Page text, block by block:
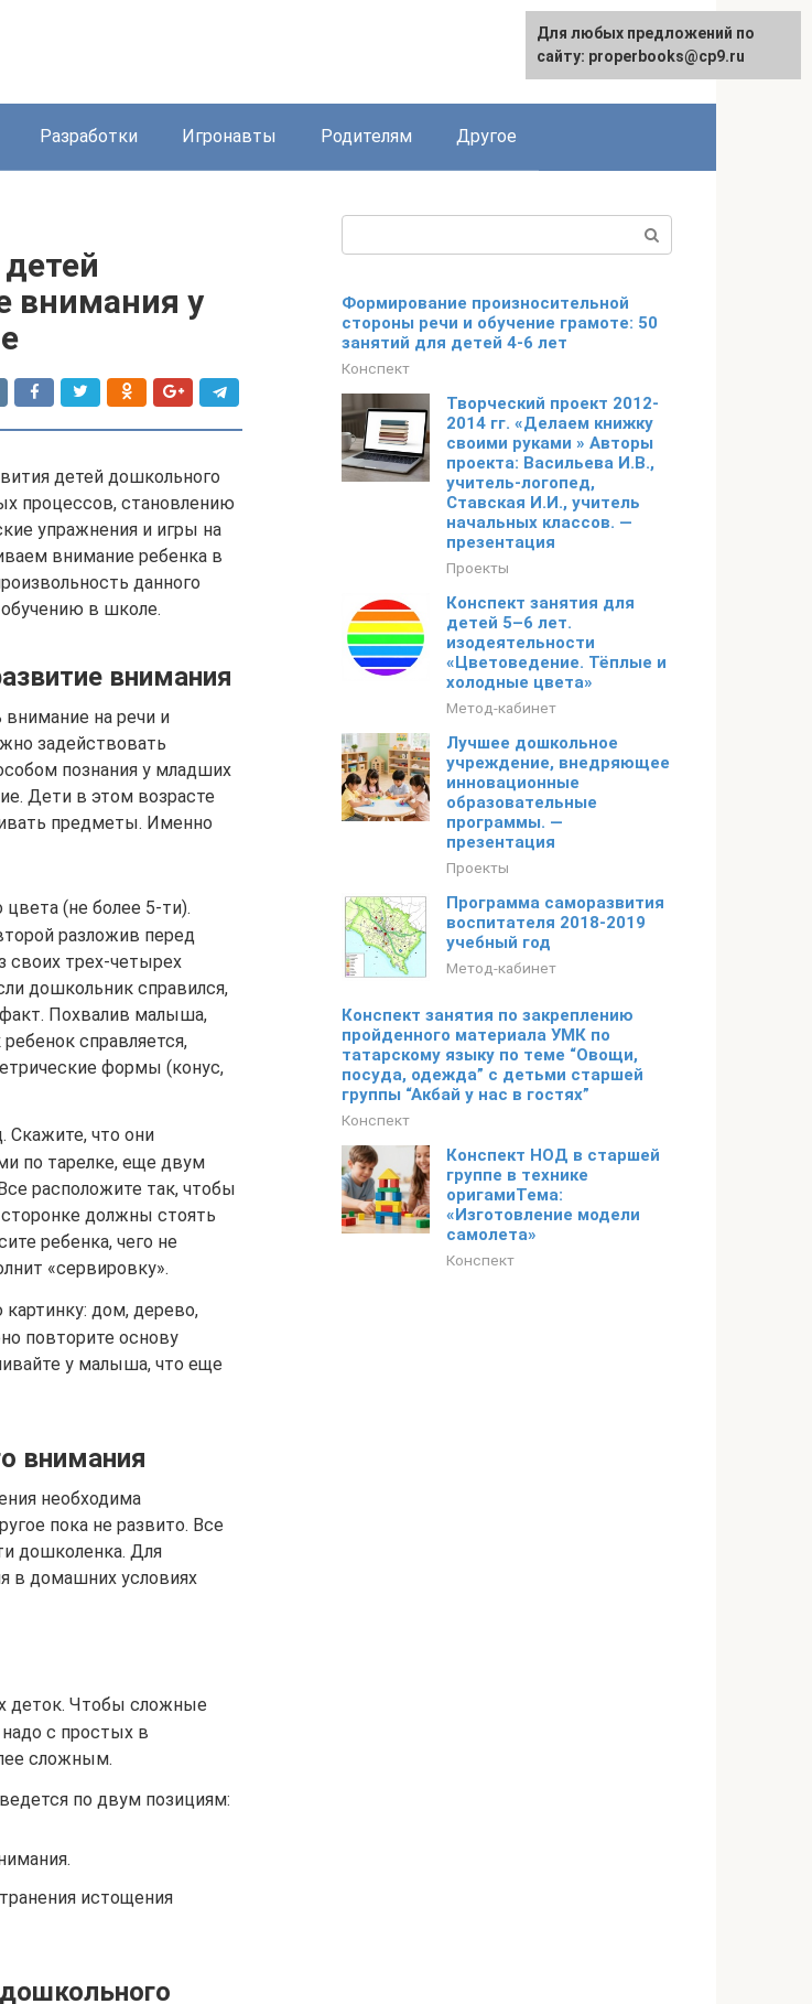
English
Разработки Игронавты Родителям Другое
внимания у
детей дошкольного
процессов, становлению
упражнения и игры на
внимание ребенка в
данного
обучению в школе.
внимания
на речи и
задействовать
познания у младших
Дети в этом возрасте
предметы. Именно
цвета (не более 5-ти).
разложив перед
своих трех-четырех
дошкольник справился,
факт. Похвалив малыша,
справляется,
формы (конус,
Скажите, что они
по тарелке, еще двум
расположите так, чтобы
должны стоять
ребенка, чего не
«сервировку».
дом, дерево,
повторите основу
у малыша, что еще
внимания
необходима
пока не развито. Все
дошколенка. Для
в домашних условиях
деток. Чтобы сложные
надо с простых в
сложным.
по двум позициям:
истощения
Формирование произносительной
стороны речи и обучение грамоте: 50
занятий для детей 4-6 лет
Конспект
Творческий проект 2012-
2014 гг. «Делаем книжку
своими руками » Авторы
проекта: Васильева И.В.,
учитель-логопед,
Ставская И.И., учитель
начальных классов. —
презентация
Проекты
Конспект занятия для
детей 5–6 лет.
изодеятельности
«Цветоведение. Тёплые и
холодные цвета»
Метод-кабинет
Лучшее дошкольное
учреждение, внедряющее
инновационные
образовательные
программы. —
презентация
Проекты
Программа саморазвития
воспитателя 2018-2019
учебный год
Метод-кабинет
Конспект занятия по закреплению
пройденного материала УМК по
татарскому языку по теме “Овощи,
посуда, одежда” с детьми старшей
группы “Акбай у нас в гостях”
Конспект
Конспект НОД в старшей
группе в технике
оригамиТема:
«Изготовление модели
самолета»
Конспект
Для любых предложений по
сайту: properbooks@cp9.ru